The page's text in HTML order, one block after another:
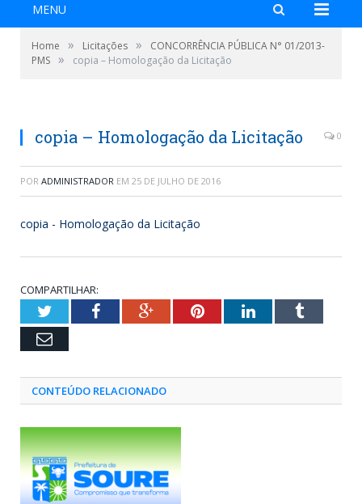
MENU
Home » Licitações »
CONCORRÊNCIA PÚBLICA N° 01/2013-
PMS » copia – Homologação da Licitação
copia – Homologação da Licitação 0
POR ADMINISTRADOR EM 25 DE JULHO DE 2016
copia - Homologação da Licitação
COMPARTILHAR:
TwitterFacebookGoogle+PinterestLinkedInTumblr
Email
CONTEÚDO RELACIONADO